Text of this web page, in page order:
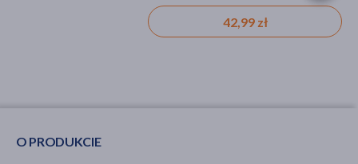
42,99 zł
25,19 zł
O PRODUKCIE